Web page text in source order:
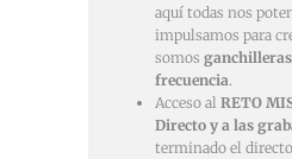
aquí todas nos
impulsamos para
somos
frecuencia.
Acceso al RETO
Directo y a las
terminado el